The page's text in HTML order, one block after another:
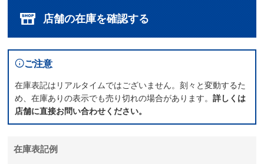
店舗の在庫を確認する
ご注意
在庫表記はリアルタイムではございません。刻々と変動するた
め、在庫ありの表示でも売り切れの場合があります。詳しくは
店舗に直接お問い合わせください。
在庫表記例